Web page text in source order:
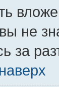
не
за